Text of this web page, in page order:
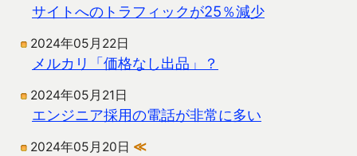
サイトへのトラフィックが25％減少
2024年05月22日
メルカリ「価格なし出品」？
2024年05月21日
エンジニア採用の電話が非常に多い
2024年05月20日 ≪